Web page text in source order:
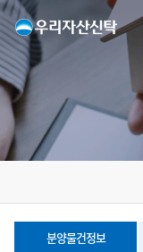
분양물건정보